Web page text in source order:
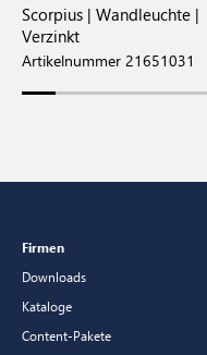
Scorpius | Wandleuchte |
Verzinkt
Artikelnummer 21651031
Firmen
Downloads
Kataloge
Content-Pakete